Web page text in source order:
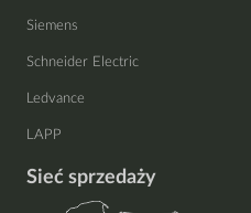
Siemens
Schneider Electric
Ledvance
LAPP
Sieć sprzedaży